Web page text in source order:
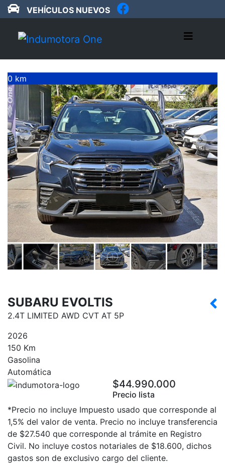
VEHÍCULOS NUEVOS
0 km
SUBARU EVOLTIS
2.4T LIMITED AWD CVT AT 5P
2026
150 Km
Gasolina
Automática
$44.990.000
Precio lista
*Precio no incluye Impuesto usado que corresponde al
1,5% del valor de venta. Precio no incluye transferencia
de $27.540 que corresponde al trámite en Registro
Civil. No incluye costos notariales de $18.600, dichos
gastos son de exclusivo cargo del cliente.